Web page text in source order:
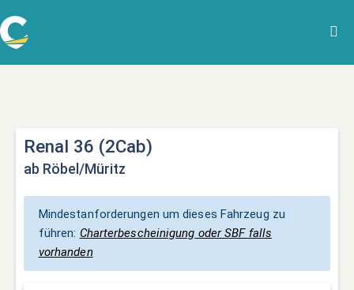
Renal 36 (2Cab)
ab Röbel/Müritz
Mindestanforderungen um dieses Fahrzeug zu
führen: Charterbescheinigung oder SBF falls
vorhanden